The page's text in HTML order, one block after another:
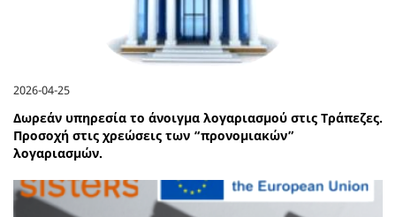
2026-04-25
Δωρεάν υπηρεσία το άνοιγμα λογαριασμού στις Τράπεζες.
Προσοχή στις χρεώσεις των “προνομιακών”
λογαριασμών.